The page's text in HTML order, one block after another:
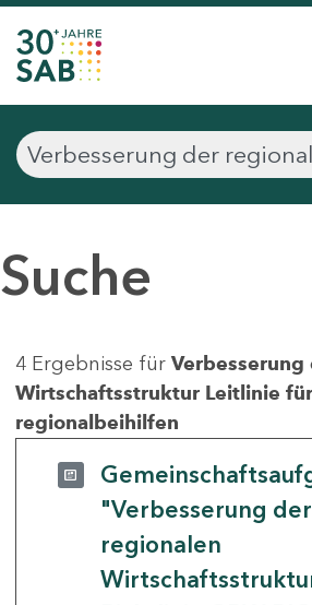
Suche
4 Ergebnisse für
Wirtschaftsstruktur Leitlinie für
regionalbeihilfen
"Verbesserung der
regionalen